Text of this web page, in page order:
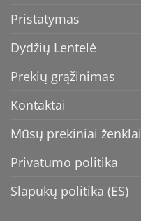
Pristatymas
Dydžių Lentelė
Prekių grąžinimas
Kontaktai
Mūsų prekiniai ženklai
Privatumo politika
Slapukų politika (ES)